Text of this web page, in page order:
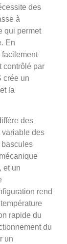
des
à
qui permet
En
facilement
contrôlé par
crée un
la
des
variable des
bascules
et un
rend
rapide du
du
un